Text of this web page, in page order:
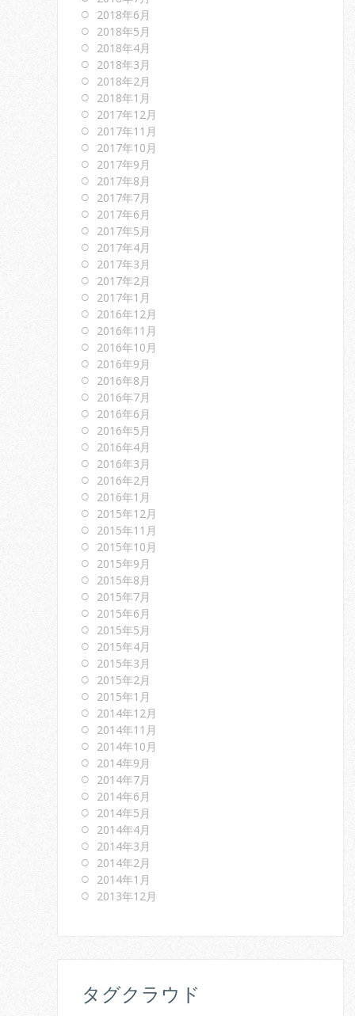
2018年6月
2018年5月
2018年4月
2018年3月
2018年2月
2018年1月
2017年12月
2017年11月
2017年10月
2017年9月
2017年8月
2017年7月
2017年6月
2017年5月
2017年4月
2017年3月
2017年2月
2017年1月
2016年12月
2016年11月
2016年10月
2016年9月
2016年8月
2016年7月
2016年6月
2016年5月
2016年4月
2016年3月
2016年2月
2016年1月
2015年12月
2015年11月
2015年10月
2015年9月
2015年8月
2015年7月
2015年6月
2015年5月
2015年4月
2015年3月
2015年2月
2015年1月
2014年12月
2014年11月
2014年10月
2014年9月
2014年7月
2014年6月
2014年5月
2014年4月
2014年3月
2014年2月
2014年1月
2013年12月
タグクラウド